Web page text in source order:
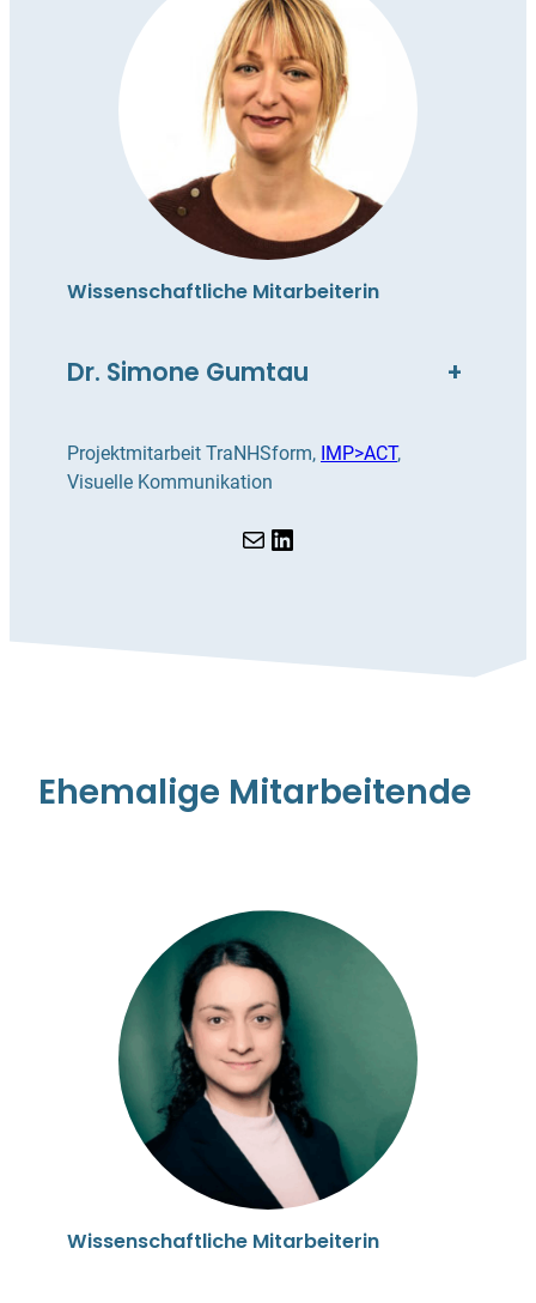
Wissenschaftliche Mitarbeiterin
Dr. Simone Gumtau +
Projektmitarbeit TraNHSform, IMP>ACT,
Visuelle Kommunikation
E-Mail LinkedIn
Ehemalige Mitarbeitende
Wissenschaftliche Mitarbeiterin